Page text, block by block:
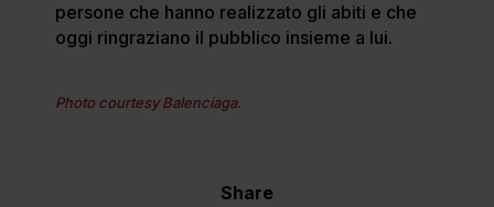
persone che hanno realizzato gli abiti e che
oggi ringraziano il pubblico insieme a lui.
Photo courtesy Balenciaga.
Share